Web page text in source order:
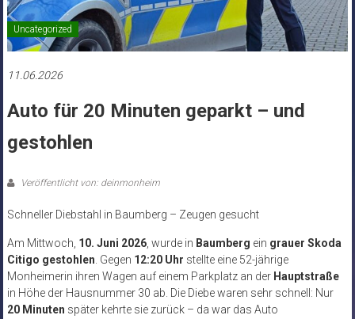
Uncategorized
11.06.2026
Auto für 20 Minuten geparkt – und
gestohlen
Veröffentlicht von: deinmonheim
Schneller Diebstahl in Baumberg – Zeugen gesucht
Am Mittwoch, 10. Juni 2026, wurde in Baumberg ein grauer Skoda
Citigo gestohlen. Gegen 12:20 Uhr stellte eine 52-jährige
Monheimerin ihren Wagen auf einem Parkplatz an der Hauptstraße
in Höhe der Hausnummer 30 ab. Die Diebe waren sehr schnell: Nur
20 Minuten später kehrte sie zurück – da war das Auto